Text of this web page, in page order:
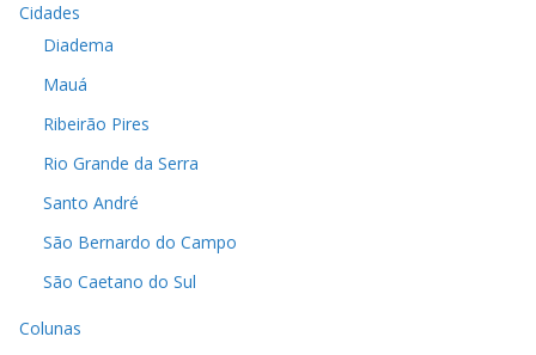
Cidades
Diadema
Mauá
Ribeirão Pires
Rio Grande da Serra
Santo André
São Bernardo do Campo
São Caetano do Sul
Colunas